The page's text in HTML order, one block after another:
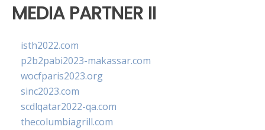
MEDIA PARTNER II
isth2022.com
p2b2pabi2023-makassar.com
wocfparis2023.org
sinc2023.com
scdlqatar2022-qa.com
thecolumbiagrill.com